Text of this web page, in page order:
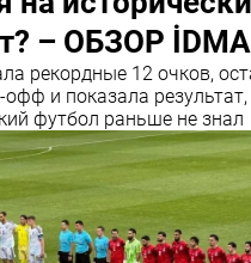
– ОБЗОР
рекордные 12 очков,
и показала результат,
футбол раньше не знал